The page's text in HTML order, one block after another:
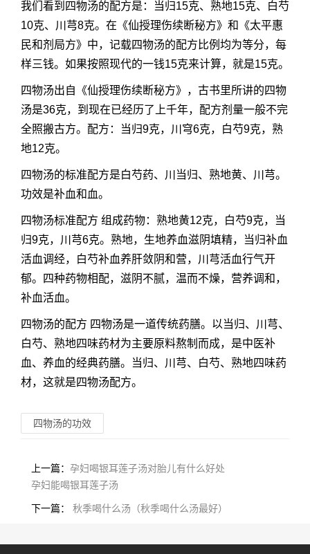
我们看到四物汤的配方是：当归15克、熟地15克、白芍
10克、川芎8克。在《仙授理伤续断秘方》和《太平惠
民和剂局方》中，记载四物汤的配方比例均为等分，每
样三钱。如果按照现代的一钱15克来计算，就是15克。
四物汤出自《仙授理伤续断秘方》，古书里所讲的四物
汤是36克，到现在已经历了上千年，配方剂量一般不完
全照搬古方。配方：当归9克，川穹6克，白芍9克，熟
地12克。
四物汤的标准配方是白芍药、川当归、熟地黄、川芎。
功效是补血和血。
四物汤标准配方 组成药物：熟地黄12克，白芍9克，当
归9克，川芎6克。熟地，生地养血滋阴填精，当归补血
活血调经，白芍补血养肝敛阴和营，川芎活血行气开
郁。四种药物相配，滋阴不腻，温而不燥，营养调和，
补血活血。
四物汤的配方 四物汤是一道传统药膳。以当归、川芎、
白芍、熟地四味药材为主要原料熬制而成，是中医补
血、养血的经典药膳。当归、川芎、白芍、熟地四味药
材，这就是四物汤配方。
四物汤的功效
上一篇： 孕妇喝银耳莲子汤对胎儿有什么好处
孕妇能喝银耳莲子汤
下一篇： 秋季喝什么汤（秋季喝什么汤最好）